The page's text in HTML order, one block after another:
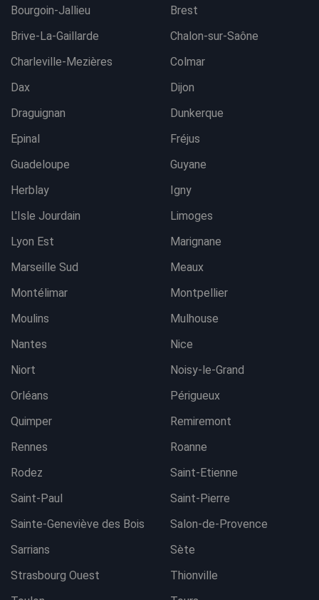
Bourgoin-Jallieu
Brest
Brive-La-Gaillarde
Chalon-sur-Saône
Charleville-Mezières
Colmar
Dax
Dijon
Draguignan
Dunkerque
Epinal
Fréjus
Guadeloupe
Guyane
Herblay
Igny
L'Isle Jourdain
Limoges
Lyon Est
Marignane
Marseille Sud
Meaux
Montélimar
Montpellier
Moulins
Mulhouse
Nantes
Nice
Niort
Noisy-le-Grand
Orléans
Périgueux
Quimper
Remiremont
Rennes
Roanne
Rodez
Saint-Etienne
Saint-Paul
Saint-Pierre
Sainte-Geneviève des Bois
Salon-de-Provence
Sarrians
Sète
Strasbourg Ouest
Thionville